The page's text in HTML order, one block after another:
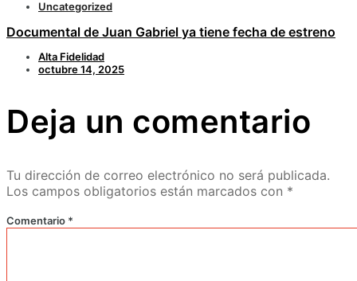
Uncategorized
Documental de Juan Gabriel ya tiene fecha de estreno
Alta Fidelidad
octubre 14, 2025
Deja un comentario
Tu dirección de correo electrónico no será publicada.
Los campos obligatorios están marcados con *
Comentario *